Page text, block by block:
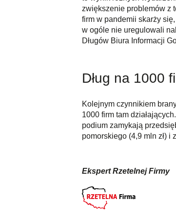
zwiększenie problemów z
firm w pandemii skarży
w ogóle nie uregulowali
Długów Biura Informacji
Dług na 1000
Kolejnym czynnikiem
1000 firm tam
podium zamykają
pomorskiego (4,9 mln zł) i
Ekspert Rzetelnej Firmy